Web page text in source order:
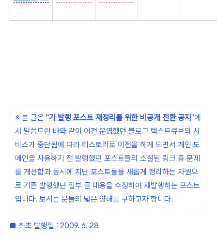
※ 본 글은 "기 발행 포스트 재정리를 위한 비공개 전환 공지 "에
서 말씀드린 바와 같이 이전 운영했던 블로그 텍스트큐브의 서
비스가 중단됨에 따라 티스토리로 이전을 하게 되면서 개인 도
메인을 사용하기 전 발행했던 포스트들의 소실된 링크 등 문제
를 개선함과 동시에 지난 포스트들을 새롭게 정리하는 차원으
로 기존 발행했던 일부 글 내용을 수정하여 재발행하는 포스트
입니다. 보시는 분들의 넓은 양해를 구하고자 합니다.
■ 최초 발행일 : 2009. 6. 28